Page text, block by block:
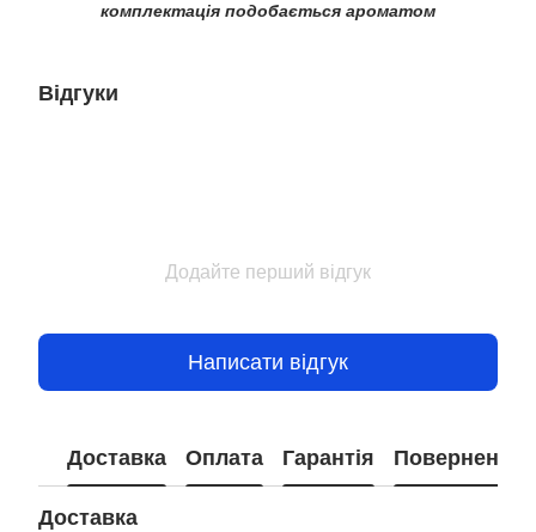
комплектація подобається ароматом
Відгуки
Додайте перший відгук
Написати відгук
Доставка Оплата Гарантія Повернення
Доставка